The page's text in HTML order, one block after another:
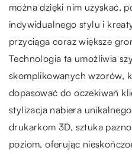
można dzięki nim uzyskać,
indywidualnego stylu i
przyciąga coraz większe
Technologia ta umożliwia
skomplikowanych wzorów,
dopasować do oczekiwań
stylizacja nabiera
drukarkom 3D, sztuka
poziom, oferując